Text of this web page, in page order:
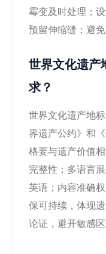
霉变及时处理；
预留伸缩缝；避
世界文化遗产
求？
世界文化遗产地
界遗产公约》和
格要与遗产价值
完整性；多语言
英语；内容准确
保可持续，体现
论证，避开敏感区